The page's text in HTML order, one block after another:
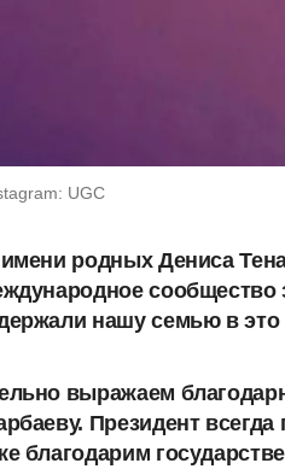
UGC
родных Дениса
сообщество
нашу семью в это
выражаем
Президент
благодарим